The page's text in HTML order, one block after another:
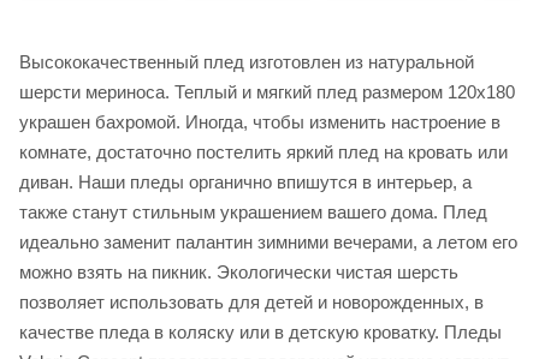
Высококачественный плед изготовлен из натуральной
шерсти мериноса. Теплый и мягкий плед размером 120х180
украшен бахромой. Иногда, чтобы изменить настроение в
комнате, достаточно постелить яркий плед на кровать или
диван. Наши пледы органично впишутся в интерьер, а
также станут стильным украшением вашего дома. Плед
идеально заменит палантин зимними вечерами, а летом его
можно взять на пикник. Экологически чистая шерсть
позволяет использовать для детей и новорожденных, в
качестве пледа в коляску или в детскую кроватку. Пледы